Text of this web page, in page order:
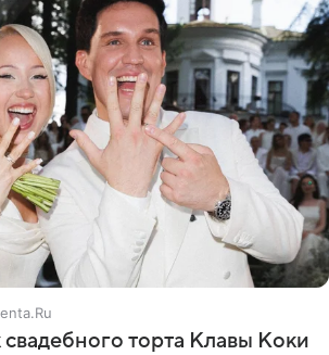
торта Клавы Коки